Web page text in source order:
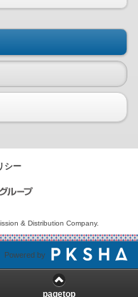
シー
& Distribution Company.
Powered by
pagetop